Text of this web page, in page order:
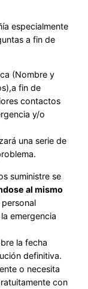
especialmente
a fin de
(Nombre y
fin de
contactos
y/o
una serie de
suministre se
al mismo
emergencia
la fecha
definitiva.
o necesita
con